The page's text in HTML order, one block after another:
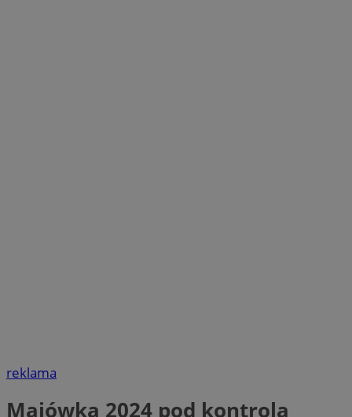
reklama
Majówka 2024 pod kontrolą